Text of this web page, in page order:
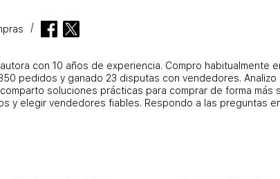
con 10 años de experiencia. Compro habitualmente
pedidos y ganado 23 disputas con vendedores. Analizo
soluciones prácticas para comprar de forma más
y elegir vendedores fiables. Respondo a las preguntas